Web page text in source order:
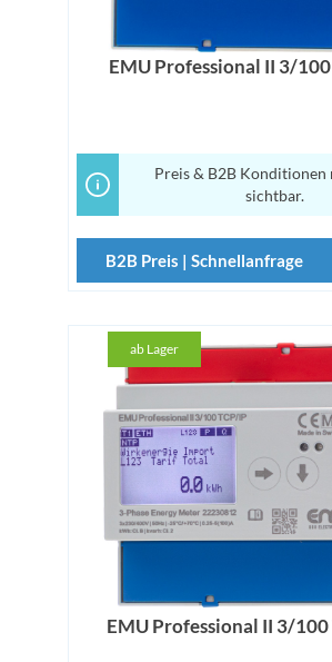
EMU Professional II 3/
Preis & B2B Konditionen
sichtbar.
B2B Preis | Schnellanfrage
ab Lager
EMU Professional II 3/100